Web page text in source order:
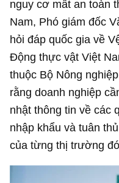
nguy cơ mất an toàn
Nam, Phó giám đốc
hỏi đáp quốc gia về
Động thực vật Việt
thuộc Bộ Nông
rằng doanh nghiệp
nhật thông tin về các
nhập khẩu và tuân
của từng thị trường